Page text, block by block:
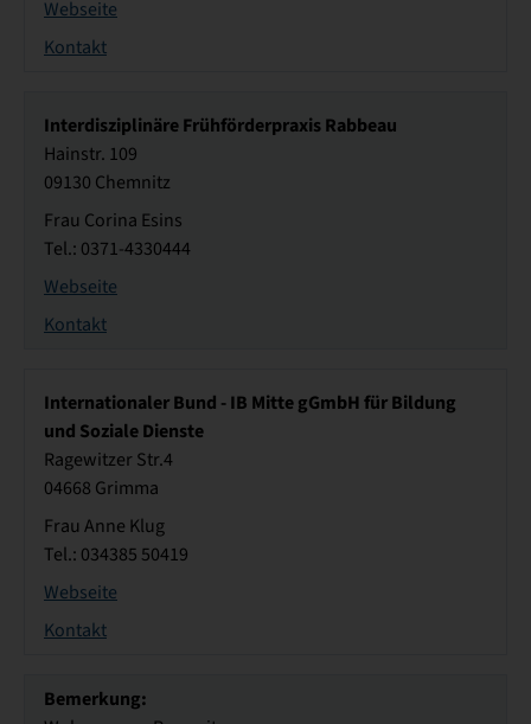
Webseite
Kontakt
Interdisziplinäre Frühförderpraxis Rabbeau
Hainstr. 109
09130 Chemnitz
Frau Corina Esins
Tel.: 0371-4330444
Webseite
Kontakt
Internationaler Bund - IB Mitte gGmbH für Bildung
und Soziale Dienste
Ragewitzer Str.4
04668 Grimma
Frau Anne Klug
Tel.: 034385 50419
Webseite
Kontakt
Bemerkung: